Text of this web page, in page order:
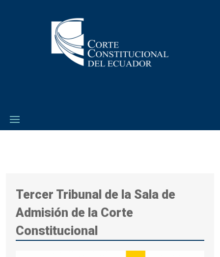
Tercer Tribunal de la Sala de
Admisión de la Corte
Constitucional